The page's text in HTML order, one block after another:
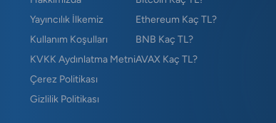
Yayıncılık İlkemiz
Kullanım Koşulları
KVKK Aydınlatma Metni
Çerez Politikası
Gizlilik Politikası
Ethereum Kaç TL?
BNB Kaç TL?
AVAX Kaç TL?